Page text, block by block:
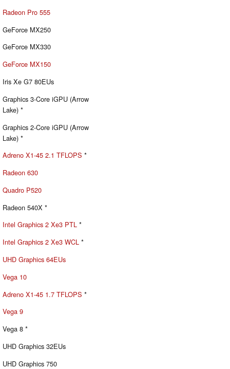
Radeon Pro 555
GeForce MX250
GeForce MX330
GeForce MX150
Iris Xe G7 80EUs
Graphics 3-Core iGPU (Arrow
Lake) *
Graphics 2-Core iGPU (Arrow
Lake) *
Adreno X1-45 2.1 TFLOPS *
Radeon 630
Quadro P520
Radeon 540X *
Intel Graphics 2 Xe3 PTL *
Intel Graphics 2 Xe3 WCL *
UHD Graphics 64EUs
Vega 10
Adreno X1-45 1.7 TFLOPS *
Vega 9
Vega 8 *
UHD Graphics 32EUs
UHD Graphics 750